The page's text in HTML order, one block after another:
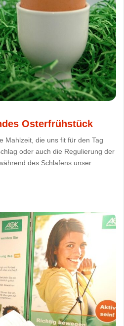
Osterfrühstück
Mahlzeit, die uns fit für den Tag
oder auch die Regulierung der
des Schlafens unser